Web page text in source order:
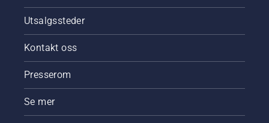
Utsalgssteder
Kontakt oss
Presserom
Se mer